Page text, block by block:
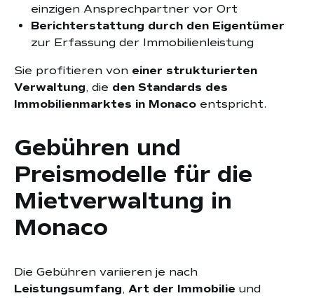
einzigen Ansprechpartner vor Ort
Berichterstattung durch den Eigentümer
zur Erfassung der Immobilienleistung
Sie profitieren von einer strukturierten
Verwaltung, die den Standards des
Immobilienmarktes in Monaco entspricht.
Gebühren und
Preismodelle für die
Mietverwaltung in
Monaco
Die Gebühren variieren je nach
Leistungsumfang, Art der Immobilie und